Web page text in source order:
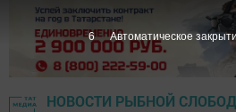
НОВОСТИ РЫБНОЙ
6 Автоматическое